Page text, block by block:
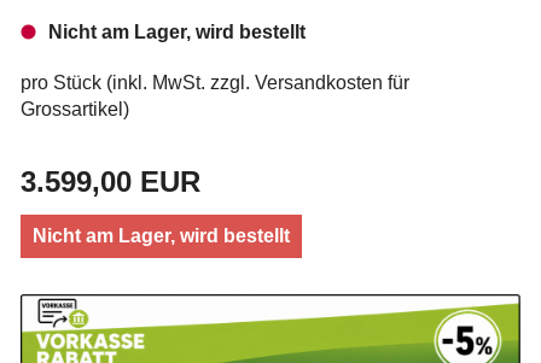
Nicht am Lager, wird bestellt
pro Stück (inkl. MwSt. zzgl. Versandkosten für
Grossartikel )
3.599,00 EUR
Nicht am Lager, wird bestellt